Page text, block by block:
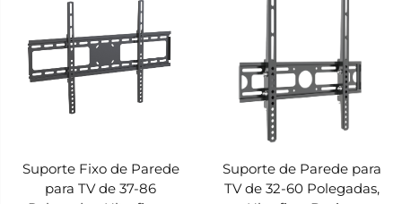
Suporte Fixo de Parede
para TV de 37-86
Suporte de Parede para
TV de 32-60 Polegadas,